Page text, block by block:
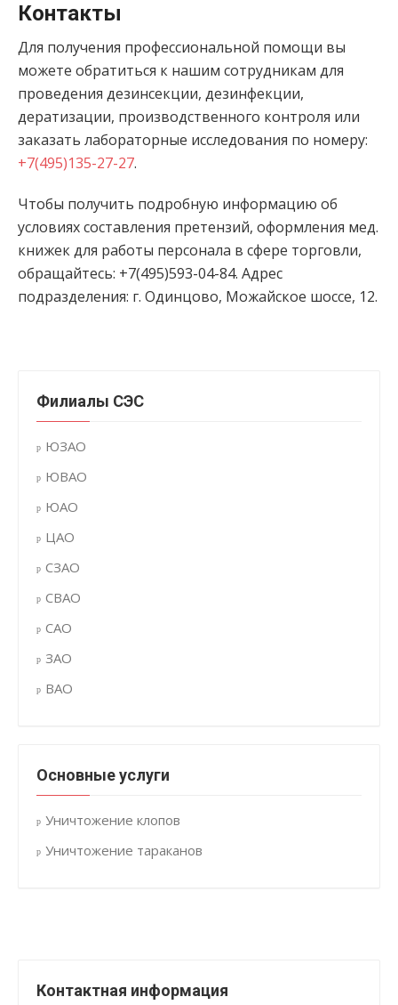
Контакты
Для получения профессиональной помощи вы
можете обратиться к нашим сотрудникам для
проведения дезинсекции, дезинфекции,
дератизации, производственного контроля или
заказать лабораторные исследования по номеру:
+7(495)135-27-27.
Чтобы получить подробную информацию об
условиях составления претензий, оформления мед.
книжек для работы персонала в сфере торговли,
обращайтесь: +7(495)593-04-84. Адрес
подразделения: г. Одинцово, Можайское шоссе, 12.
Филиалы СЭС
ЮЗАО
ЮВАО
ЮАО
ЦАО
СЗАО
СВАО
САО
ЗАО
ВАО
Основные услуги
Уничтожение клопов
Уничтожение тараканов
Контактная информация